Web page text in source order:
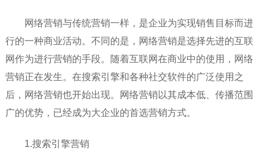
网络营销与传统营销一样，是企业为实现销售目标而进
行的一种商业活动。不同的是，网络营销是选择先进的互联
网作为进行营销的手段。随着互联网在商业中的使用，网络
营销正在发生。在搜索引擎和各种社交软件的广泛使用之
后，网络营销也开始出现。网络营销以其成本低、传播范围
广的优势，已经成为大企业的首选营销方式。
1.搜索引擎营销